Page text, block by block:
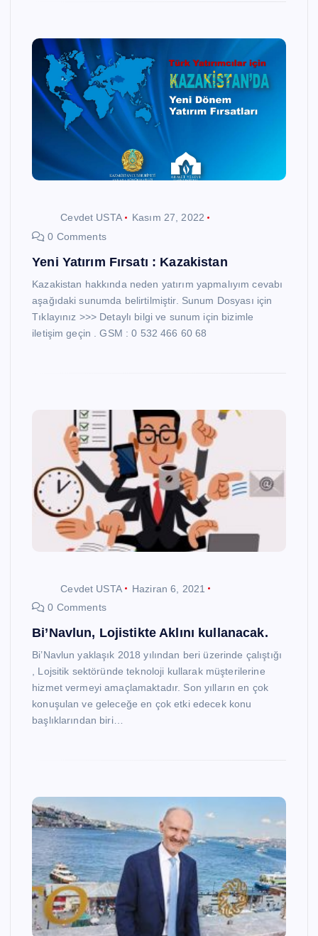
Cevdet USTA
Kasım 27, 2022
0 Comments
Yeni Yatırım Fırsatı : Kazakistan
Kazakistan hakkında neden yatırım yapmalıyım cevabı
aşağıdaki sunumda belirtilmiştir. Sunum Dosyası için
Tıklayınız >>> Detaylı bilgi ve sunum için bizimle
iletişim geçin . GSM : 0 532 466 60 68
Cevdet USTA
Haziran 6, 2021
0 Comments
Bi’Navlun, Lojistikte Aklını kullanacak.
Bi’Navlun yaklaşık 2018 yılından beri üzerinde çalıştığı
, Lojsitik sektöründe teknoloji kullarak müşterilerine
hizmet vermeyi amaçlamaktadır. Son yılların en çok
konuşulan ve geleceğe en çok etki edecek konu
başlıklarından biri…